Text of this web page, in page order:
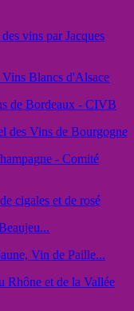
vins par Jacques
Blancs d'Alsace
de Bordeaux - CIVB
des Vins de Bourgogne
- Comité
cigales et de rosé
Vin de Paille...
Rhône et de la Vallée